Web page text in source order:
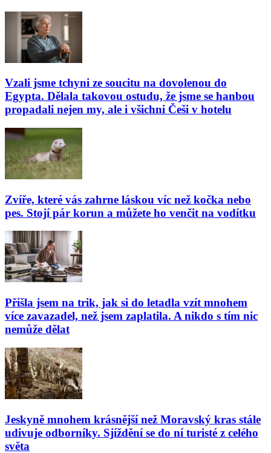
Vzali jsme tchyni ze soucitu na dovolenou do
Egypta. Dělala takovou ostudu, že jsme se hanbou
propadali nejen my, ale i všichni Češi v hotelu
Zvíře, které vás zahrne láskou víc než kočka nebo
pes. Stojí pár korun a můžete ho venčit na vodítku
Přišla jsem na trik, jak si do letadla vzít mnohem
více zavazadel, než jsem zaplatila. A nikdo s tím nic
nemůže dělat
Jeskyně mnohem krásnější než Moravský kras stále
udivuje odborníky. Sjíždění se do ní turisté z celého
světa